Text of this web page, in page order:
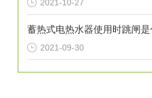
2021-10-27
2021-09-30